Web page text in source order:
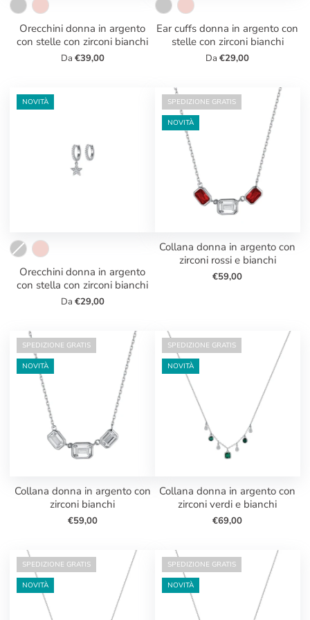
orecchini donna in argento
con stelle con zirconi bianchi
Da €39,00
ear cuffs donna in argento con
stelle con zirconi bianchi
Da€29,00
NOVITÀ
orecchini donna in argento
con stella con zirconi bianchi
Da €29,00
SPEDIZIONE GRATIS
NOVITÀ
collana donna in argento con
zirconi rossi e bianchi
€59,00
SPEDIZIONE GRATIS
NOVITÀ
collana donna in argento con
zirconi bianchi
€59,00
SPEDIZIONE GRATIS
NOVITÀ
collana donna in argento con
zirconi verdi e bianchi
€69,00
SPEDIZIONE GRATIS
NOVITÀ
SPEDIZIONE GRATIS
NOVITÀ